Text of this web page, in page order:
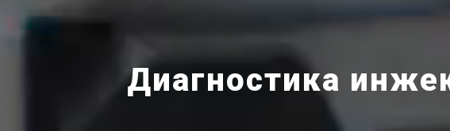
Диагностика